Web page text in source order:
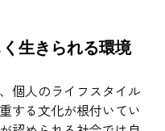
生きられる環境
個人のライフスタイル
する文化が根付いてい